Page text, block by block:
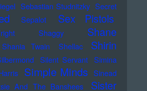
Sebastian Studnitzky Secret
Sepalot Sex Pistols
Shaggy
Shane
Shania Twain Shellac
Shirin
Silent Servant Simina
Simple Minds Sinead
And The Banshees
Sister